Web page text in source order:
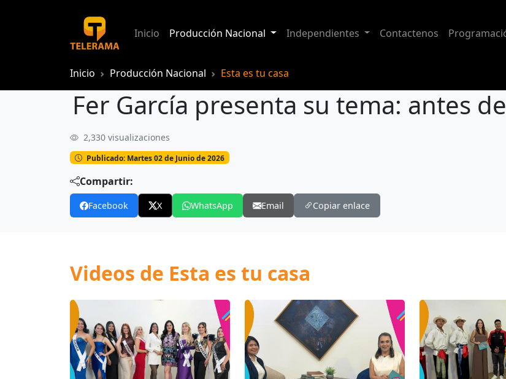
Inicio Producción Nacional Independientes Contactenos
Inicio Producción Nacional Esta es tu casa
Fer García presenta su tema: antes
Fer García presenta su tema: antes de odiarte
2,330 visualizaciones
Publicado: Martes 02 de Junio de 2026
Compartir:
Facebook X WhatsApp Email Copiar enlace
Videos de Esta es tu casa